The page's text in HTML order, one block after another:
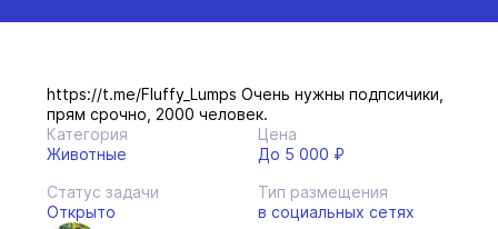
https://t.me/Fluffy_Lumps Очень нужны подпсичики,
прям срочно, 2000 человек.
Категория
Животные
Цена
До 5 000 ₽
Статус задачи
Открыто
Тип размещения
в социальных сетях